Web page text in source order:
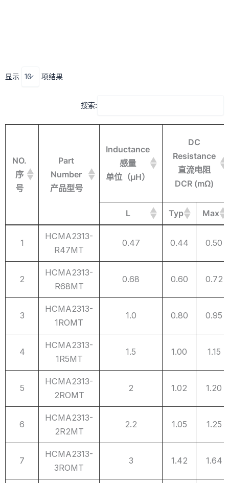
显示 项结果
搜索:
NO.
序
号
Part
Number
产品型号
Inductance
感量
单位（μH）
DC
Resistance
直流电阻
DCR (mΩ)
L Typ
Max
序
号
Part
Number
产品型号
感量
单位（μH）
Resistance
直流电阻
1
HCMA2313-
R47MT
0.47 0.44 0.50
2
HCMA2313-
R68MT
0.68 0.60 0.72
3
HCMA2313-
1ROMT
1.0 0.80 0.95
4
HCMA2313-
1R5MT
1.5 1.00 1.15
5
HCMA2313-
2ROMT
2 1.02 1.20
6
HCMA2313-
2R2MT
2.2 1.05 1.25
7
HCMA2313-
3ROMT
3 1.42 1.64